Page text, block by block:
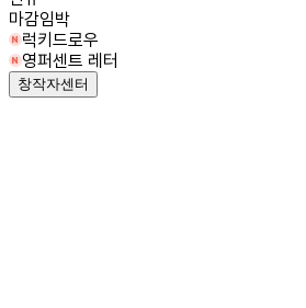
마감임박
럭키드로우
영퍼센트 레터
창작자센터